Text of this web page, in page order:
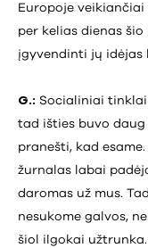
Europoje veikiančiai
per kelias dienas
įgyvendinti jų idėjas
G.: Socialiniai
tad išties buvo
pranešti, kad
žurnalas labai
daromas už mus.
nesukome galvos,
šiol ilgokai užtrunka.